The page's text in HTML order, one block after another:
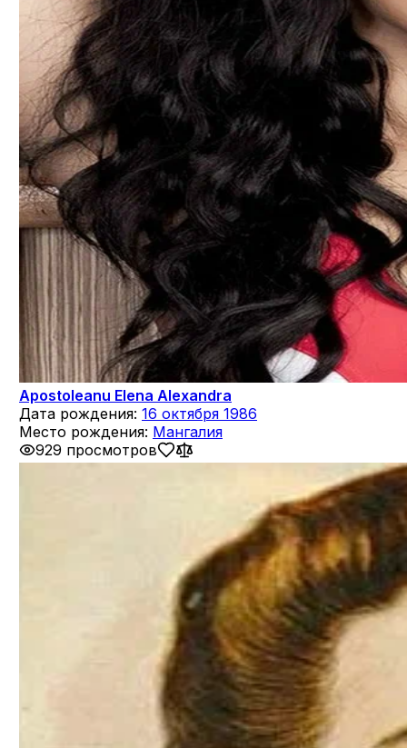
Apostoleanu Elena Alexandra
Дата рождения: 16 октября 1986
Место рождения: Мангалия
929 просмотров